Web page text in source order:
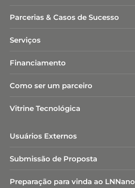
Parcerias & Casos de Sucesso
Serviços
Financiamento
Como ser um parceiro
Vitrine Tecnológica
Usuários Externos
Submissão de Proposta
Preparação para vinda ao LNNano